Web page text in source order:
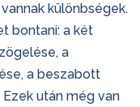
különbségek.
bontani: a két
a
a beszabott
után még van